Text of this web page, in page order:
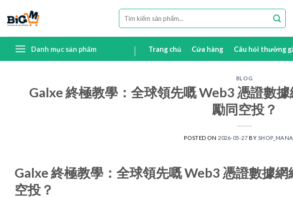
Tìm
Danh mục sản phẩm Trang chủ Cửa hàng Câu hỏi thường
BLOG
Galxe 終極教學：全球領先嘅 Web3 憑證數
勵同空投？
POSTED ON 2026-05-27 BY
Galxe 終極教學：全球領先嘅 Web3 憑證數據
空投？